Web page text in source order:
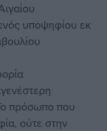
υποψηφίου εκ
πρόσωπο που
ούτε στην